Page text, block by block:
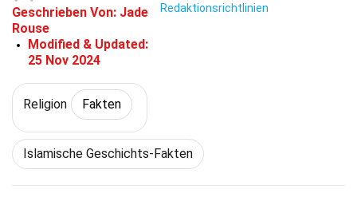
Geschrieben Von: Jade
Rouse
Modified & Updated:
25 Nov 2024
Redaktionsrichtlinien
Religion Fakten
Islamische Geschichts-Fakten